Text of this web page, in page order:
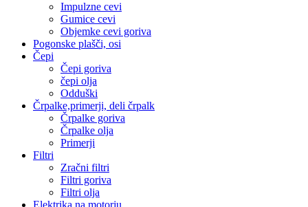
Impulzne cevi
Gumice cevi
Objemke cevi goriva
Pogonske plašči, osi
Čepi
Čepi goriva
čepi olja
Odduški
Črpalke,primerji, deli črpalk
Črpalke goriva
Črpalke olja
Primerji
Filtri
Zračni filtri
Filtri goriva
Filtri olja